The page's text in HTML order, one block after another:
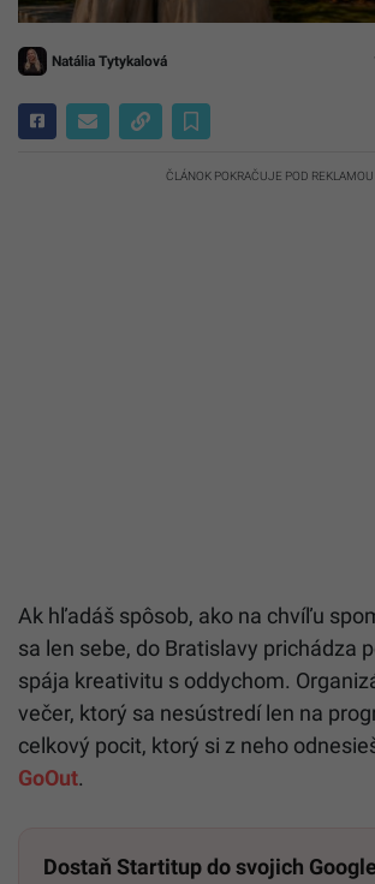
Natália Tytykalová
ČLÁNOK POKRAČUJE POD REKLAMOU
Ak hľadáš spôsob, ako na chvíľu
sa len sebe, do Bratislavy prichádza
spája kreativitu s oddychom.
večer, ktorý sa nesústredí len na
celkový pocit, ktorý si z neho
GoOut.
Dostaň Startitup do svojich